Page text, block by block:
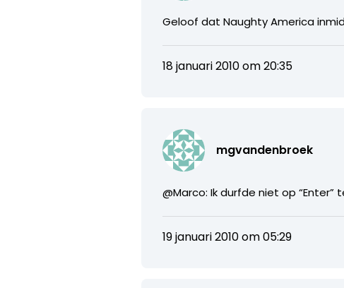
Geloof dat Naughty America
18 januari 2010 om 20:35
mgvandenbroek
@Marco: Ik durfde niet op “Enter”
19 januari 2010 om 05:29